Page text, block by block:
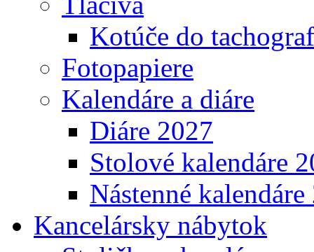
Kotúče do
Fotopapiere
Kalendáre a diáre
Diáre 2027
Stolové kalendáre
Nástenné
Kancelársky nábytok